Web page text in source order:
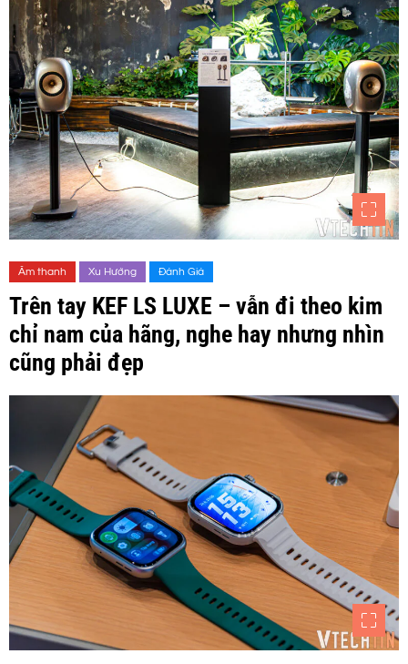
Âm thanh Xu Hướng Đánh Giá
Trên tay KEF LS LUXE – vẫn đi theo kim
chỉ nam của hãng, nghe hay nhưng nhìn
cũng phải đẹp